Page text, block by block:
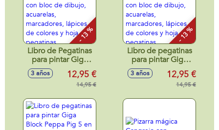
- 13 %
Libro de Pegatinas
para pintar Giga
Block Stitch 5 En 1,
con bloc de dibujo,
acuarelas,
lápices de colores y
hoja de pegatinas
3 años 12,95 €
14,95 €
- 13 %
Libro de pegatinas
para pintar Giga
Block Frozen 5 en
1, con bloc de
dibujo, acuarelas,
3 años 12,95 €
14,95 €